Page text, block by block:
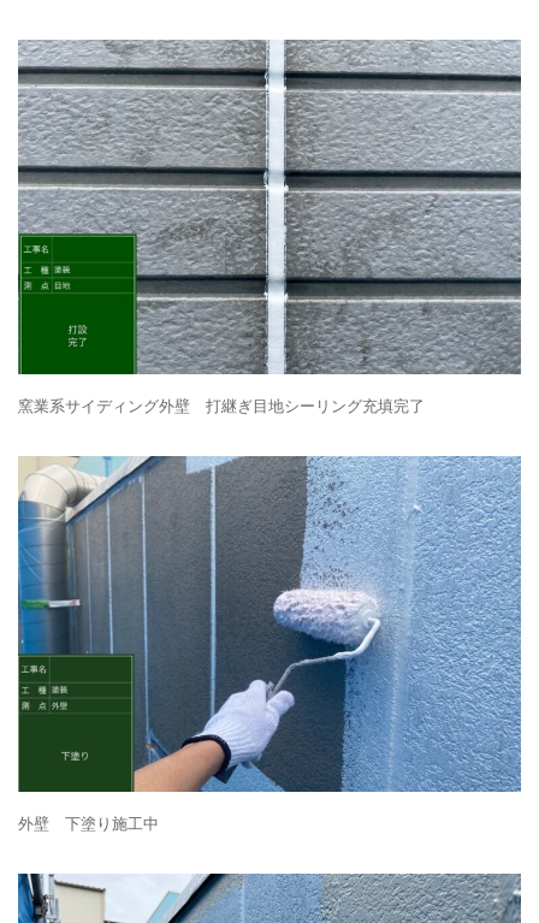
窯業系サイディング外壁 打継ぎ目地シーリング充填完了
外壁 下塗り施工中